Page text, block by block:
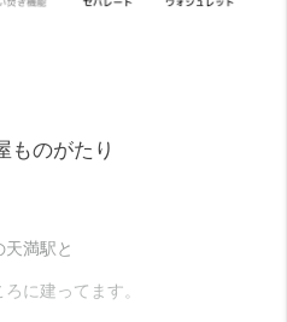
のがたり
天満駅と
に建ってます。